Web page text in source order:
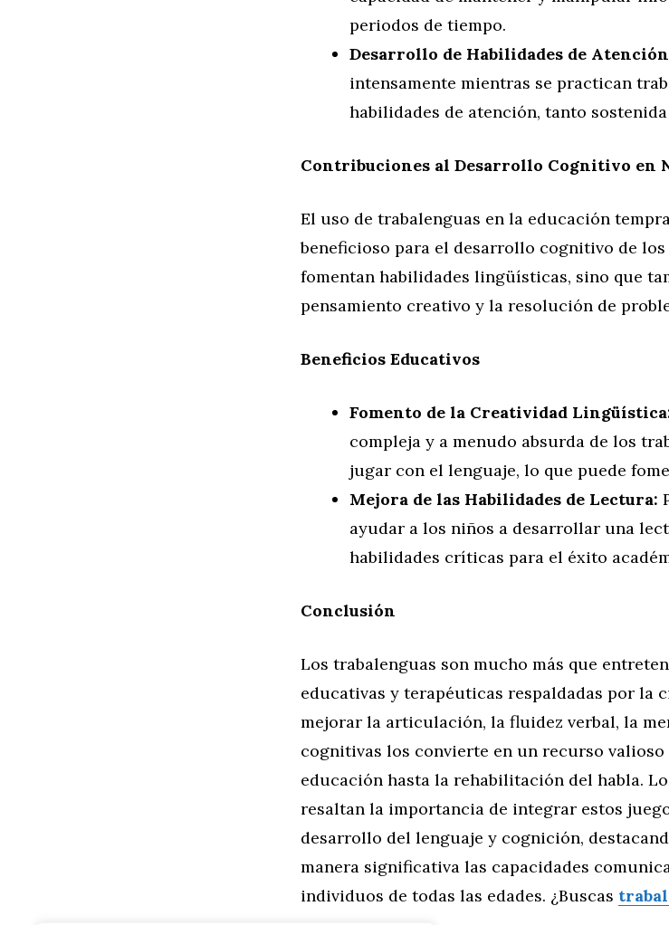
periodos de tiempo.
Desarrollo de Habilidades de
intensamente mientras se practican
habilidades de atención, tanto
Contribuciones al Desarrollo Cognitivo en
El uso de trabalenguas en la educación
beneficioso para el desarrollo cognitivo de
fomentan habilidades lingüísticas, sino que
pensamiento creativo y la resolución de
Beneficios Educativos
Fomento de la Creatividad
compleja y a menudo absurda de los
jugar con el lenguaje, lo que puede
Mejora de las Habilidades de Lectura:
ayudar a los niños a desarrollar una
habilidades críticas para el éxito
Conclusión
Los trabalenguas son mucho más que
educativas y terapéuticas respaldadas por la
mejorar la articulación, la fluidez verbal, la
cognitivas los convierte en un recurso
educación hasta la rehabilitación del habla.
resaltan la importancia de integrar estos
desarrollo del lenguaje y cognición,
manera significativa las capacidades
individuos de todas las edades. ¿Buscas